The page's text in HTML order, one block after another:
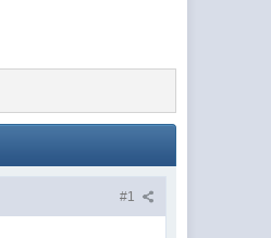
#1